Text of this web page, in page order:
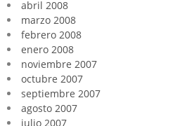
abril 2008
marzo 2008
febrero 2008
enero 2008
noviembre 2007
octubre 2007
septiembre 2007
agosto 2007
julio 2007